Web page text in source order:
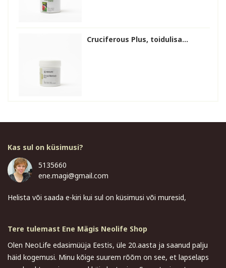
Cruciferous Plus, toidulisa...
Kas sul on küsimusi?
5135660
ene.magi@gmail.com
Helista või saada e-kiri kui sul on küsimusi või muresid,
Tere tulemast Ene Mägis Neolife Shop
Olen NeoLife edasimüüja Eestis, üle 20.aasta ja saanud palju
häid kogemusi. Minu kõige suurem rõõm on see, et lapselaps